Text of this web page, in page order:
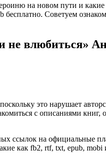
на новом пути и
Советуем
не влюбиться»
это нарушает
с описаниями
ссылок на официальные
как fb2, rtf, txt, epub,